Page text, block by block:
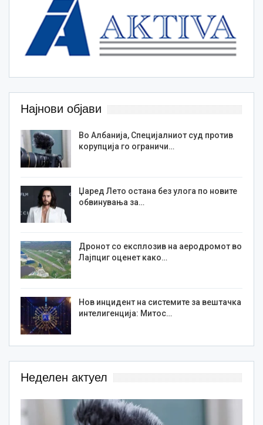
Најнови објави
Во Албанија, Специјалниот суд против
корупција го ограничи…
Џаред Лето остана без улога по новите
обвинувања за…
Дронот со експлозив на аеродромот во
Лајпциг оценет како…
Нов инцидент на системите за вештачка
интелигенција: Митос…
Неделен актуел